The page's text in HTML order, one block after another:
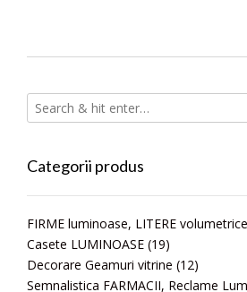
Categorii produs
FIRME luminoase, LITERE volumetrice
Casete LUMINOASE (19)
Decorare Geamuri vitrine (12)
Semnalistica FARMACII, Reclame